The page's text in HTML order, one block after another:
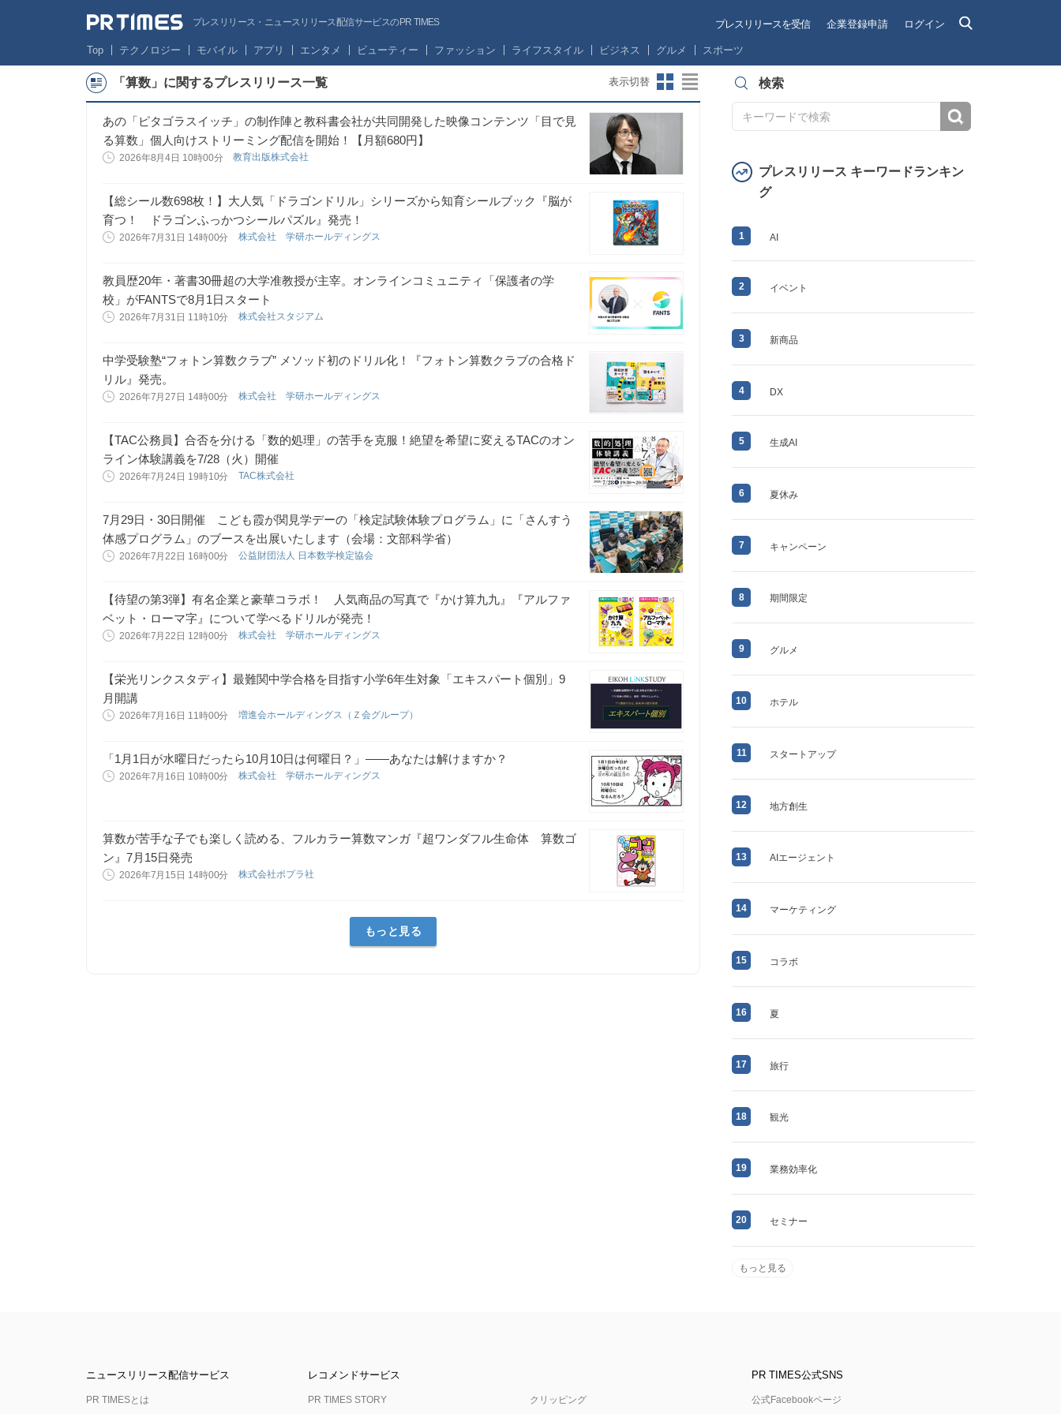
プレスリリース・ニュースリリース配信サービスのPR TIMES プレスリリースを受信 企業登録申請 ログイン
Top テクノロジー モバイル アプリ エンタメ ビューティー ファッション ライフスタイル ビジネス グルメ スポーツ
「算数」に関するプレスリリース一覧 表示切替
あの「ピタゴラスイッチ」の制作陣と教科書会社が共同開発した映像コンテンツ「目で見
る算数」個人向けストリーミング配信を開始！【月額680円】
2026年8月4日 10時00分 教育出版株式会社
【総シール数698枚！】大人気「ドラゴンドリル」シリーズから知育シールブック『脳が
育つ！ ドラゴンふっかつシールパズル』発売！
2026年7月31日 14時00分 株式会社 学研ホールディングス
教員歴20年・著書30冊超の大学准教授が主宰。オンラインコミュニティ「保護者の学
校」がFANTSで8月1日スタート
2026年7月31日 11時10分 株式会社スタジアム
中学受験塾“フォトン算数クラブ” メソッド初のドリル化！『フォトン算数クラブの合格ド
リル』発売。
2026年7月27日 14時00分 株式会社 学研ホールディングス
【TAC公務員】合否を分ける「数的処理」の苦手を克服！絶望を希望に変えるTACのオン
ライン体験講義を7/28（火）開催
2026年7月24日 19時10分 TAC株式会社
7月29日・30日開催 こども霞が関見学デーの「検定試験体験プログラム」に「さんすう
体感プログラム」のブースを出展いたします（会場：文部科学省）
2026年7月22日 16時00分 公益財団法人 日本数学検定協会
【待望の第3弾】有名企業と豪華コラボ！ 人気商品の写真で『かけ算九九』『アルファ
ベット・ローマ字』について学べるドリルが発売！
2026年7月22日 12時00分 株式会社 学研ホールディングス
【栄光リンクスタディ】最難関中学合格を目指す小学6年生対象「エキスパート個別」9
月開講
2026年7月16日 11時00分 増進会ホールディングス（Ｚ会グループ）
「1月1日が水曜日だったら10月10日は何曜日？」――あなたは解けますか？
2026年7月16日 10時00分 株式会社 学研ホールディングス
算数が苦手な子でも楽しく読める、フルカラー算数マンガ『超ワンダフル生命体 算数ゴ
ン』7月15日発売
2026年7月15日 14時00分 株式会社ポプラ社
もっと見る
検索
プレスリリース キーワードランキン
グ
1 AI
2 イベント
3 新商品
4 DX
5 生成AI
6 夏休み
7 キャンペーン
8 期間限定
9 グルメ
10 ホテル
11 スタートアップ
12 地方創生
13 AIエージェント
14 マーケティング
15 コラボ
16 夏
17 旅行
18 観光
19 業務効率化
20 セミナー
もっと見る
ニュースリリース配信サービス
PR TIMESとは
レコメンドサービス
PR TIMES STORY クリッピング
PR TIMES公式SNS
公式Facebookページ